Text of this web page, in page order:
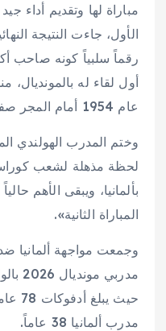
مباراة لها وتقديم
الأول، جاءت النتيجة
رقماً سلبياً كونه صاحب
أول لقاء له بالمونديال،
عام 1954 أمام المجر صفر – 9، وفقاً لشبكة «أوبتا».
وختم المدرب الهولندي
لحظة مذهلة لشعب
بألمانيا، ويبقى الأهم
المباراة الثانية».
وجمعت مواجهة ألمانيا
حيث
مدرب ألمانيا 38 عاماً.